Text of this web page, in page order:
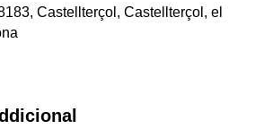
Castellterçol, Castellterçol, el